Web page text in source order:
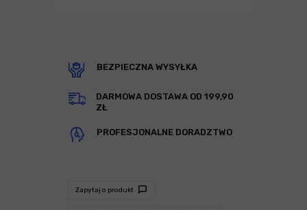
BEZPIECZNA WYSYŁKA
DARMOWA DOSTAWA OD 199,90
ZŁ
PROFESJONALNE DORADZTWO
Zapytaj o produkt